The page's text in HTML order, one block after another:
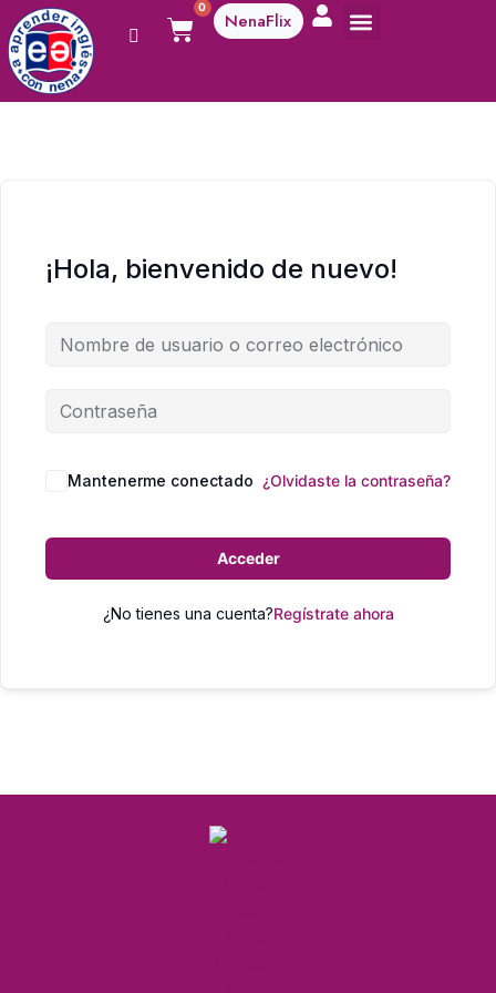
0
NenaFlix
¡Hola, bienvenido de nuevo!
Mantenerme conectado ¿Olvidaste la contraseña?
Acceder
¿No tienes una cuenta?Regístrate ahora